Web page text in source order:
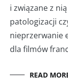
i związane z
patologizacji
nieprzerwanie
dla filmów
READ